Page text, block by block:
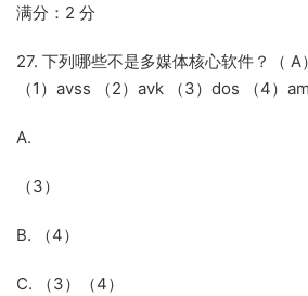
满分：2 分
27. 下列哪些不是多媒体核心软件？（ A）
（1）avss （2）avk （3）dos （4）
A.
（3）
B. （4）
C. （3）（4）